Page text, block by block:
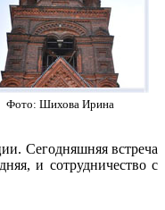
Фото: Шихова Ирина
Сегодняшняя встреча
и сотрудничество с